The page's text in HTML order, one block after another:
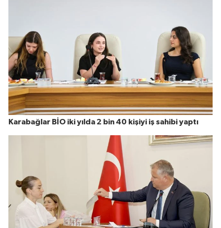
Karabağlar BİO iki yılda 2 bin 40 kişiyi iş sahibi yaptı